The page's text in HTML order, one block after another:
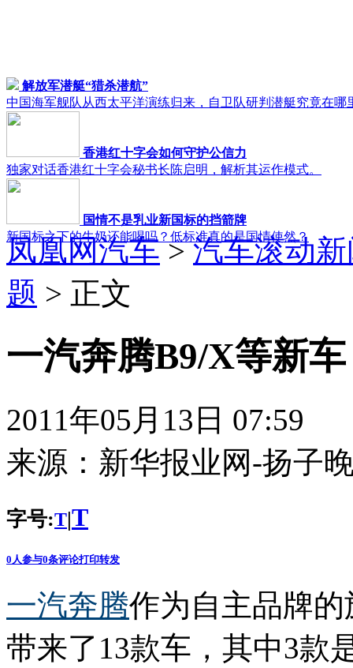
解放军潜艇“猎杀潜航”
中国海军舰队从西太平洋演练归来，自卫队研判潜艇究竟在哪
香港红十字会如何守护公信力
独家对话香港红十字会秘书长陈启明，解析其运作模式。
国情不是乳业新国标的挡箭牌
新国标之下的牛奶还能喝吗？低标准真的是国情使然？
凤凰网汽车>汽车滚动
题 > 正文
一汽奔腾B9/X等新
2011年05月13日 07:59
来源： 新华报业网-扬子
字号:T|T
0 人参与0条评论打印转发
一汽奔腾作为自主品牌
带来了13款车，其中3款